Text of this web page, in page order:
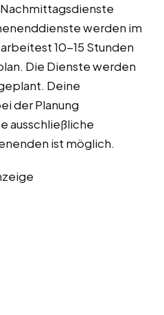
werden im
10-15 Stunden
Die Dienste werden
Deine
der Planung
ausschließliche
ist möglich.